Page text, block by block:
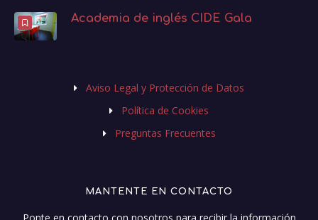
Academia de inglés CIDE Gala
Aviso Legal y Protección de Datos
Política de Cookies
Preguntas Frecuentes
MANTENTE EN CONTACTO